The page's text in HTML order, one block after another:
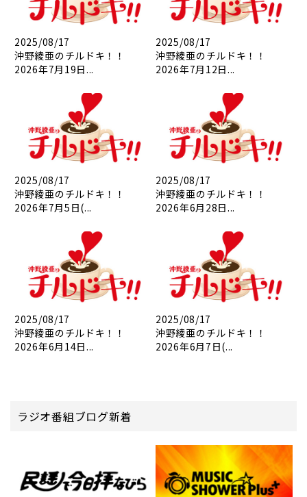
2025/08/17
沖野綾亜のチルドキ！！
2026年7月19日...
2025/08/17
沖野綾亜のチルドキ！！
2026年7月12日...
2025/08/17
沖野綾亜のチルドキ！！
2026年7月5日(...
2025/08/17
沖野綾亜のチルドキ！！
2026年6月28日...
2025/08/17
沖野綾亜のチルドキ！！
2026年6月14日...
2025/08/17
沖野綾亜のチルドキ！！
2026年6月7日(...
ラジオ番組ブログ新着